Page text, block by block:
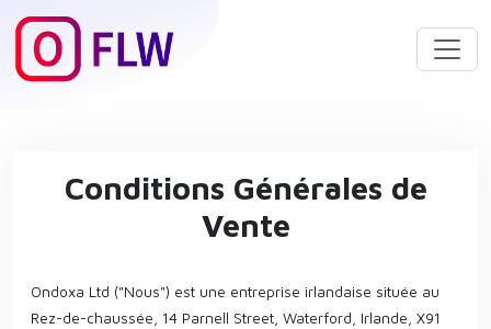
Conditions Générales de
Vente
Ondoxa Ltd ("Nous") est une entreprise irlandaise située au
Rez-de-chaussée, 14 Parnell Street, Waterford, Irlande, X91